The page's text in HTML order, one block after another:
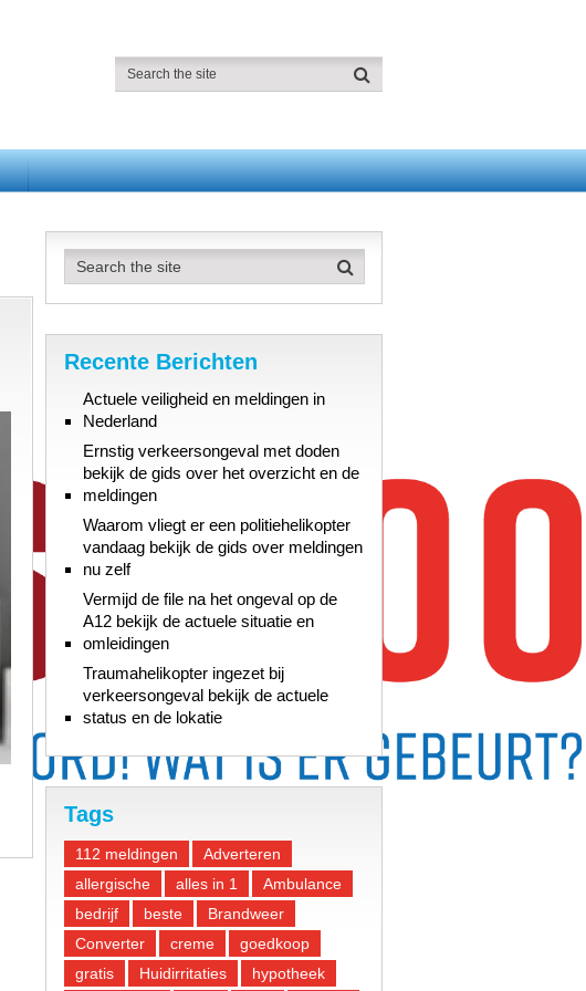
Recente Berichten
Actuele veiligheid en meldingen in
Nederland
Ernstig verkeersongeval met doden
bekijk de gids over het overzicht en de
meldingen
Waarom vliegt er een politiehelikopter
vandaag bekijk de gids over meldingen
nu zelf
Vermijd de file na het ongeval op de
A12 bekijk de actuele situatie en
omleidingen
Traumahelikopter ingezet bij
verkeersongeval bekijk de actuele
status en de lokatie
Tags
112 meldingen
Adverteren
allergische
alles in 1
Ambulance
bedrijf
beste
Brandweer
Converter
creme
goedkoop
gratis
Huidirritaties hypotheek